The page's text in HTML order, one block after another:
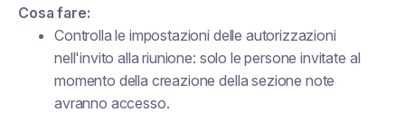
Cosa fare:
Controlla le impostazioni delle autorizzazioni
nell'invito alla riunione: solo le persone invitate al
momento della creazione della sezione note
avranno accesso.